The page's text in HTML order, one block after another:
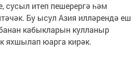
сусыл итеп пешерергә һәм
Бу ысул Азия илләрендә еш
кабыкларын кулланыр
яхшылап юарга кирәк.